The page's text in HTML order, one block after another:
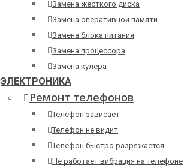
Замена жесткого диска
Замена оперативной памяти
Замена блока питания
Замена процессора
Замена кулера
ЭЛЕКТРОНИКА
Ремонт телефонов
Телефон зависает
Телефон не видит
Телефон быстро разряжается
Не работает вибрация на телефоне